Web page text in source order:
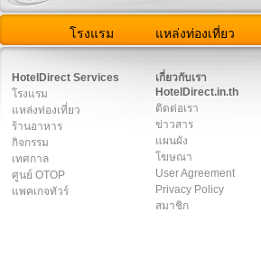
โรงแรม แหล่งท่องเที่ยว
HotelDirect Services
โรงแรม
แหล่งท่องเที่ยว
ร้านอาหาร
กิจกรรม
เทศกาล
ศูนย์ OTOP
แพคเกจทัวร์
เกี่ยวกับเรา
HotelDirect.in.th
ติดต่อเรา
ข่าวสาร
แผนผัง
โฆษณา
User Agreement
Privacy Policy
สมาชิก